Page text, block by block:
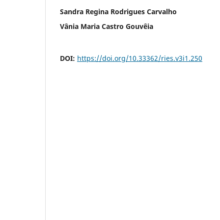
Sandra Regina Rodrigues Carvalho
Vânia Maria Castro Gouvêia
DOI: https://doi.org/10.33362/ries.v3i1.250